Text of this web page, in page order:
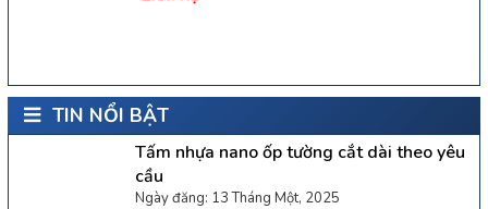
TIN NỔI BẬT
Tấm nhựa nano ốp tường cắt dài theo yêu
cầu
Ngày đăng: 13 Tháng Một, 2025